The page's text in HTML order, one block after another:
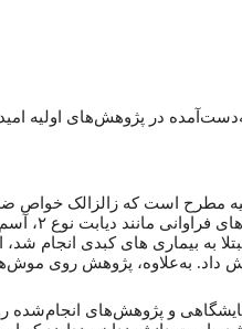
در پژوهش‌های اولیه
مطرح است که زالزالک خواص
به بیماری های کبدی انجام شد،
داد. به‌علاوه، پژوهش روی
و پژوهش‌های انجام‌شده